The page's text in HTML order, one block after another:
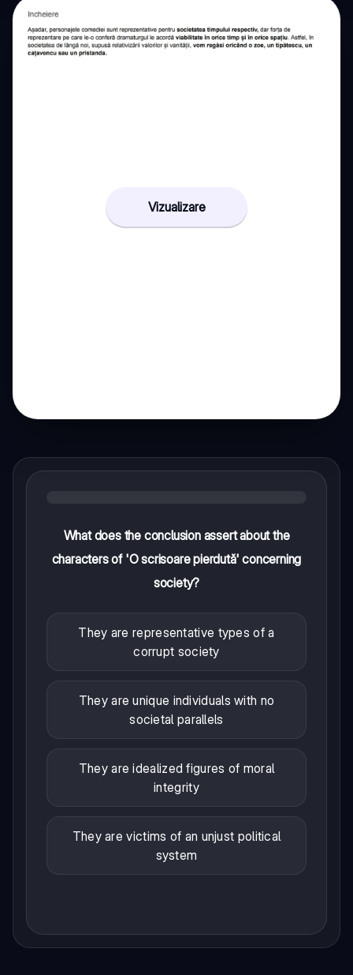
Vizualizare
What does the conclusion assert about the
characters of 'O scrisoare pierdută' concerning
society?
They are representative types of a
corrupt society
They are unique individuals with no
societal parallels
They are idealized figures of moral
integrity
They are victims of an unjust political
system